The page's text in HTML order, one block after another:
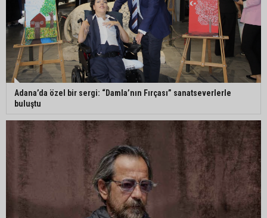
Mezarlıkta kapkaç yapan 4 şüpheli tutuklandı
Kozan’da 3 aracın karıştığı zincirleme kazada 2
kişi yaralandı
Adanalı Elanur Ateş, U15 Milli Takım kampına
davet edildi
Bakan Gürlek: “Hiçbir orman yangınının faili
meçhul kalmasına müsaade edilmeyecek”
Adana’da özel bir sergi: “Damla’nın Fırçası” sanatseverlerle
buluştu